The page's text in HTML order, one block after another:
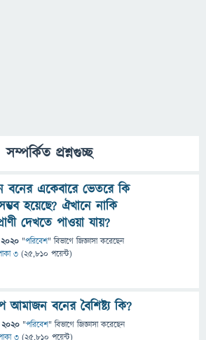
সম্পর্কিত প্রশ্নগুচ্ছ
একেবারে ভেতরে কি
হয়েছে? ঐখানে নাকি
দেখতে পাওয়া যায়?
"পরিবেশ" বিভাগে জিজ্ঞাসাকরেছেন
৩ (25,810 পয়েন্ট)
আমাজন বনের বৈশিষ্ট্য কি?
2020 "পরিবেশ" বিভাগে জিজ্ঞাসাকরেছেন
৩ (25,810 পয়েন্ট)